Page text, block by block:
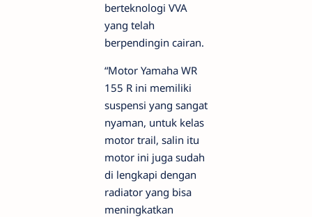
berteknologi VVA
yang telah
berpendingin cairan.
“Motor Yamaha WR
155 R ini memiliki
suspensi yang sangat
nyaman, untuk kelas
motor trail, salin itu
motor ini juga sudah
di lengkapi dengan
radiator yang bisa
meningkatkan